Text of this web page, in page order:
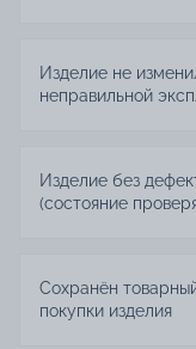
Изделие не
неправильной
Изделие без
(состояние
Сохранён
покупки изделия